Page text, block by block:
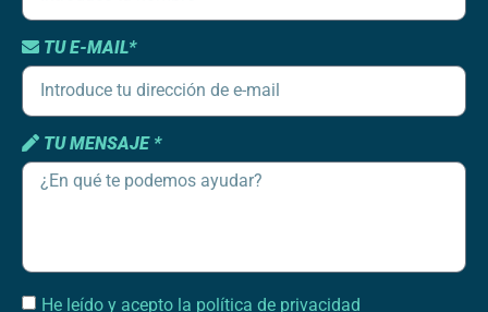
TU E-MAIL*
TU MENSAJE *
He leído y acepto la política de privacidad